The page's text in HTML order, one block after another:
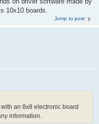
10x10 boards.
Jump to post
an 8x8 electronic board
information.